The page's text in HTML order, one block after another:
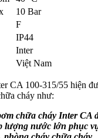
10 Bar
F
IP44
Inter
Việt Nam
CA 100-315/55 hiện
cháy như:
chữa cháy Inter CA
lượng nước lớn phục